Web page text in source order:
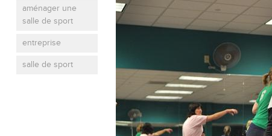
aménager une
salle de sport
entreprise
salle de sport